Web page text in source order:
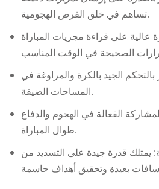
تساهم في خلق الفرص الهجومية.
عالية على قراءة مجريات المباراة
بالتحكم الجيد بالكرة والمراوغة في
المساحات الضيقة.
الفعالة في الهجوم والدفاع
طوال المباراة.
يمتلك قدرة جيدة على التسديد من